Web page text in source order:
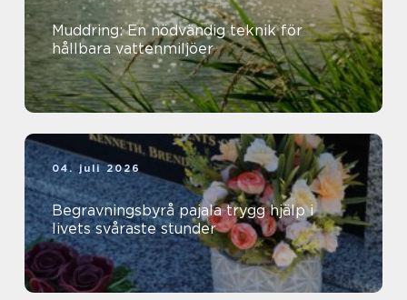
Muddring: En nödvändig teknik för
hållbara vattenmiljöer
04. juli 2026
Begravningsbyrå pajala trygg hjälp i
livets svåraste stunder